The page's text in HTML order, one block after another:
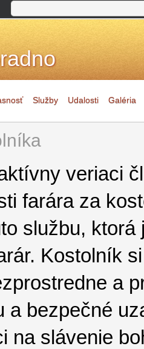
Služby Udalosti Galéria
veriaci
farára za
službu,
Kostolník
a
a bezpečné
na slávenie